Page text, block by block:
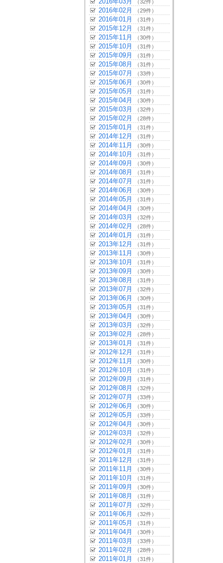
（32件）
2016年02月 （29件）
2016年01月 （31件）
2015年12月 （31件）
2015年11月 （30件）
2015年10月 （31件）
2015年09月 （31件）
2015年08月 （31件）
2015年07月 （33件）
2015年06月 （30件）
2015年05月 （31件）
2015年04月 （30件）
2015年03月 （32件）
2015年02月 （28件）
2015年01月 （31件）
2014年12月 （31件）
2014年11月 （30件）
2014年10月 （31件）
2014年09月 （30件）
2014年08月 （31件）
2014年07月 （31件）
2014年06月 （30件）
2014年05月 （31件）
2014年04月 （30件）
2014年03月 （32件）
2014年02月 （28件）
2014年01月 （31件）
2013年12月 （31件）
2013年11月 （30件）
2013年10月 （31件）
2013年09月 （30件）
2013年08月 （31件）
2013年07月 （32件）
2013年06月 （30件）
2013年05月 （31件）
2013年04月 （30件）
2013年03月 （32件）
2013年02月 （28件）
2013年01月 （31件）
2012年12月 （31件）
2012年11月 （30件）
2012年10月 （31件）
2012年09月 （31件）
2012年08月 （32件）
2012年07月 （33件）
2012年06月 （30件）
2012年05月 （33件）
2012年04月 （30件）
2012年03月 （32件）
2012年02月 （30件）
2012年01月 （31件）
2011年12月 （31件）
2011年11月 （30件）
2011年10月 （31件）
2011年09月 （30件）
2011年08月 （31件）
2011年07月 （32件）
2011年06月 （32件）
2011年05月 （31件）
2011年04月 （30件）
2011年03月 （33件）
2011年02月 （28件）
2011年01月 （31件）